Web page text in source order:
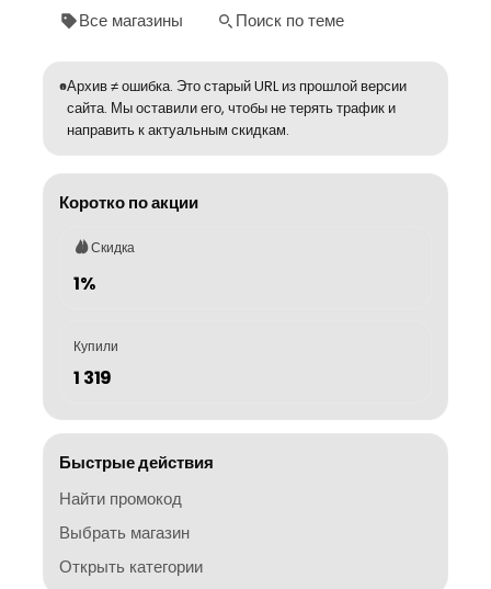
Все магазины Поиск по теме
Архив ≠ ошибка. Это старый URL из прошлой версии
сайта. Мы оставили его, чтобы не терять трафик и
направить к актуальным скидкам.
Коротко по акции
Скидка
1%
Купили
1 319
Быстрые действия
Найти промокод
Выбрать магазин
Открыть категории